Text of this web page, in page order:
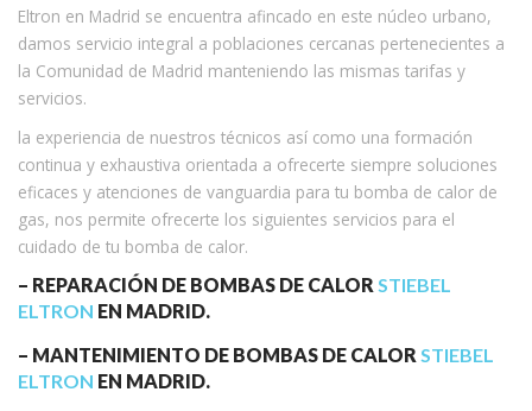
Eltron en Madrid se encuentra afincado en este núcleo urbano,
damos servicio integral a poblaciones cercanas pertenecientes a
la Comunidad de Madrid manteniendo las mismas tarifas y
servicios.
la experiencia de nuestros técnicos así como una formación
continua y exhaustiva orientada a ofrecerte siempre soluciones
eficaces y atenciones de vanguardia para tu bomba de calor de
gas, nos permite ofrecerte los siguientes servicios para el
cuidado de tu bomba de calor.
– REPARACIÓN DE BOMBAS DE CALOR STIEBEL
ELTRON EN MADRID.
– MANTENIMIENTO DE BOMBAS DE CALOR STIEBEL
ELTRON EN MADRID.